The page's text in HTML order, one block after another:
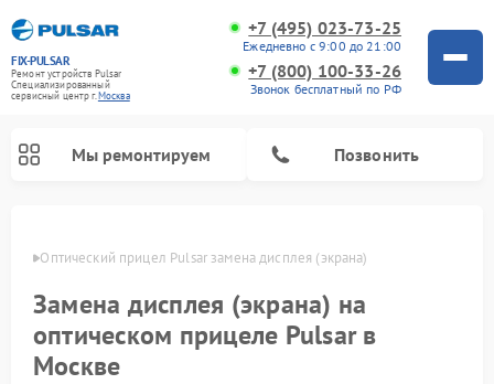
FIX-PULSAR
Ремонт устройств Pulsar
Специализированный
cервисный центр г.Москва
+7 (495) 023-73-25
Ежедневно с 9:00 до 21:00
+7 (800) 100-33-26
Звонок бесплатный по РФ
Мы ремонтируем Позвонить
Оптический прицел Pulsar замена дисплея (экрана)
Замена дисплея (экрана) на
оптическом прицеле Pulsar в
Москве